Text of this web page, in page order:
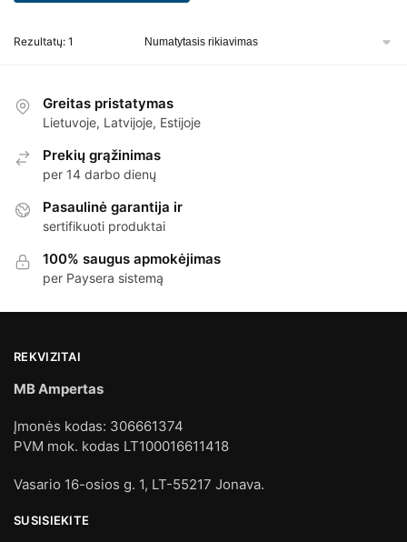
Rezultatų: 1
Greitas pristatymas
Lietuvoje, Latvijoje, Estijoje
Prekių grąžinimas
per 14 darbo dienų
Pasaulinė garantija ir
sertifikuoti produktai
100% saugus apmokėjimas
per Paysera sistemą
REKVIZITAI
MB Ampertas
Įmonės kodas: 306661374
PVM mok. kodas LT100016611418
Vasario 16-osios g. 1, LT-55217 Jonava.
SUSISIEKITE